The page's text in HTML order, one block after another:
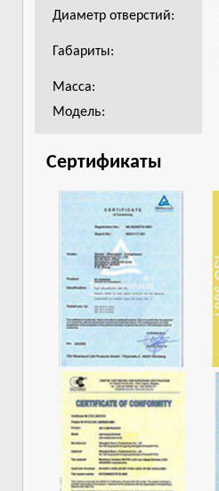
Диаметр отверстий:
Габариты:
Масса:
Модель:
Сертификаты